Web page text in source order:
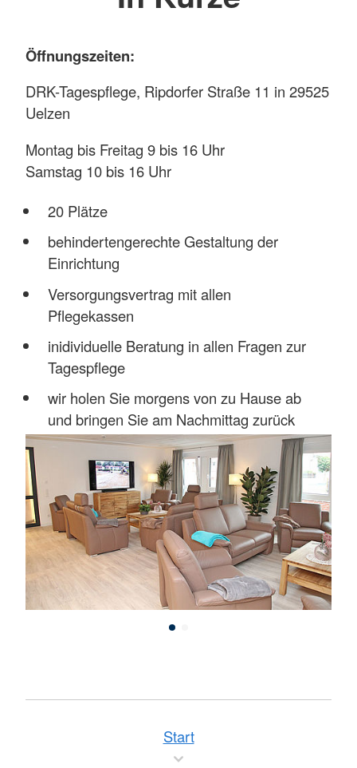
Öffnungszeiten:
DRK-Tagespflege, Ripdorfer Straße 11 in 29525
Uelzen
Montag bis Freitag 9 bis 16 Uhr
Samstag 10 bis 16 Uhr
20 Plätze
behindertengerechte Gestaltung der
Einrichtung
Versorgungsvertrag mit allen
Pflegekassen
inidividuelle Beratung in allen Fragen zur
Tagespflege
wir holen Sie morgens von zu Hause ab
und bringen Sie am Nachmittag zurück
Start